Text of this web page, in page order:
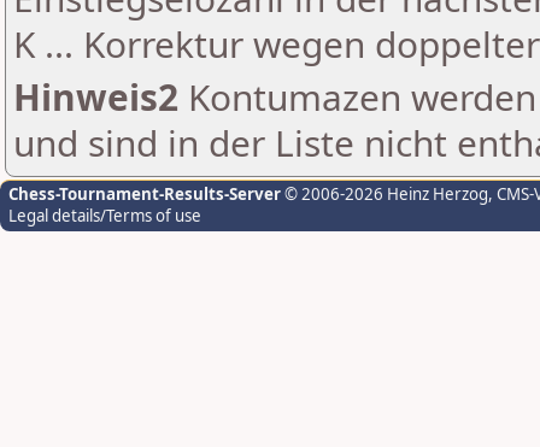
K ... Korrektur wegen
Hinweis2 Kontumazen
und sind in der Liste nicht
Chess-Tournament-Results-Server© 2006-2026 Heinz Herzog,
Legal details/Terms of use